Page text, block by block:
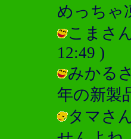
めっちゃ
こまさ
12:49 )
みかる
年の新製
タマさ